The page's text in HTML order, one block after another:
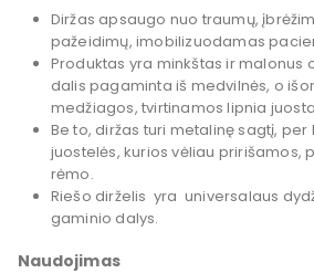
Diržas apsaugo nuo traumų,
pažeidimų, imobilizuodamas
Produktas yra minkštas ir malonus
dalis pagaminta iš medvilnės, o
medžiagos, tvirtinamos lipnia
Be to, diržas turi metalinę sagtį, per
juostelės, kurios vėliau pririšamos,
rėmo.
Riešo dirželis yra universalaus
gaminio dalys.
Naudojimas